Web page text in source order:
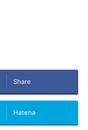
Share
Hatena